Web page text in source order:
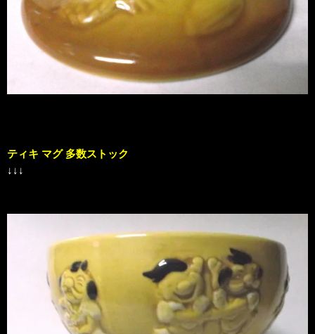
ティキ マグ 多数ストック
↓↓↓